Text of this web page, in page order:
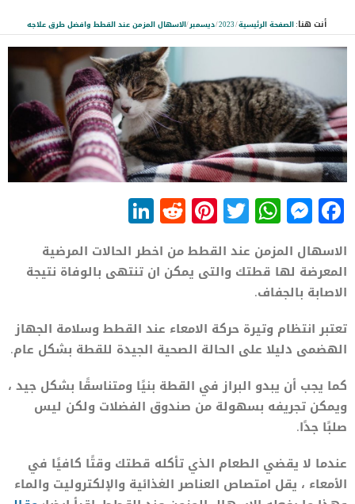
أنت هنا:الصفحة الرئيسية/
2023
/ديسمبر/الاسهال المزمن عند القطط وافضل طرق علاجه
Facebook
Messenger
WhatsApp
Twitter
Pinterest
Reddit
الاسهال المزمن عند القطط من اخطر الحالات المرضية
المعرضة لها قطتك والتى يمكن ان تنتهى بالوفاة نتيجة
الاصابة بالجفاف.
تعتبر انتظام وتيرة حركة الامعاء عند القطط وسلامة الجهاز
الهضمى دليلا على الحالة الصحية الجيدة للقطة بشكل عام.
كما يجب أن يبدو البراز في القطة بنيًا ومتناسقًا بشكل جيد ،
ويمكن تجريفه بسهولة من صندوق الفضلات ولكن ليس
صلبًا جدًا.
عندما لا يقضي الطعام الذي تأكله قطتك وقتًا كافيًا في
الأمعاء ، يقل امتصاص العناصر الغذائية والإلكتروليت والماء